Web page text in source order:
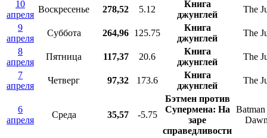
10
апреля
Воскресенье 278,52 5.12
Книга
джунглей
The
9
апреля
Суббота 264,96 125.75
Книга
джунглей
The
8
апреля
Пятница 117,37 20.6
Книга
джунглей
The
7
апреля
Четверг 97,32 173.6
Книга
джунглей
The
6
апреля
Среда 35,57 -5.75
Бэтмен против
Супермена: На
заре
справедливости